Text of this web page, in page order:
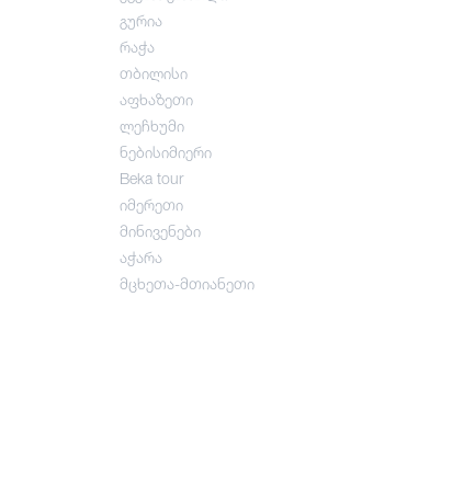
გურია
რაჭა
თბილისი
აფხაზეთი
ლეჩხუმი
ნებისიმიერი
Beka tour
იმერეთი
მინივენები
აჭარა
მცხეთა-მთიანეთი